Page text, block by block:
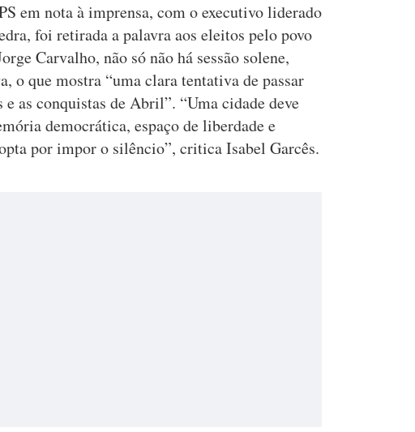
em nota à imprensa, com o executivo liderado
foi retirada a palavra aos eleitos pelo povo
Carvalho, não só não há sessão solene,
o que mostra “uma clara tentativa de passar
as conquistas de Abril”. “Uma cidade deve
democrática, espaço de liberdade e
por impor o silêncio”, critica Isabel Garcês.